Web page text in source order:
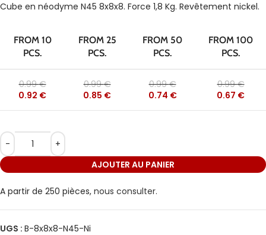
Cube en néodyme N45 8x8x8. Force 1,8 Kg. Revêtement nickel.
FROM 10
PCS.
FROM 25
PCS.
FROM 50
PCS.
FROM 100
PCS.
0.99€
0.92 €
0.99€
0.85 €
0.99€
0.74 €
0.99€
0.67 €
AJOUTER AU PANIER
A partir de 250 pièces, nous consulter.
UGS : B-8x8x8-N45-Ni